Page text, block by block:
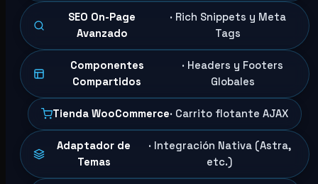
SEO On-Page
Avanzado
· Rich Snippets y Meta
Tags
Componentes
Compartidos
· Headers y Footers
Globales
Tienda WooCommerce· Carrito flotante AJAX
Adaptador de
Temas
· Integración Nativa (Astra,
etc.)